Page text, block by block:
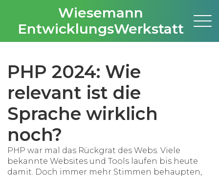
Wiesemann
EntwicklungsWerkstatt
PHP 2024: Wie
relevant ist die
Sprache wirklich
noch?
PHP war mal das Rückgrat des Webs. Viele
bekannte Websites und Tools laufen bis heute
damit. Doch immer mehr Stimmen behaupten,